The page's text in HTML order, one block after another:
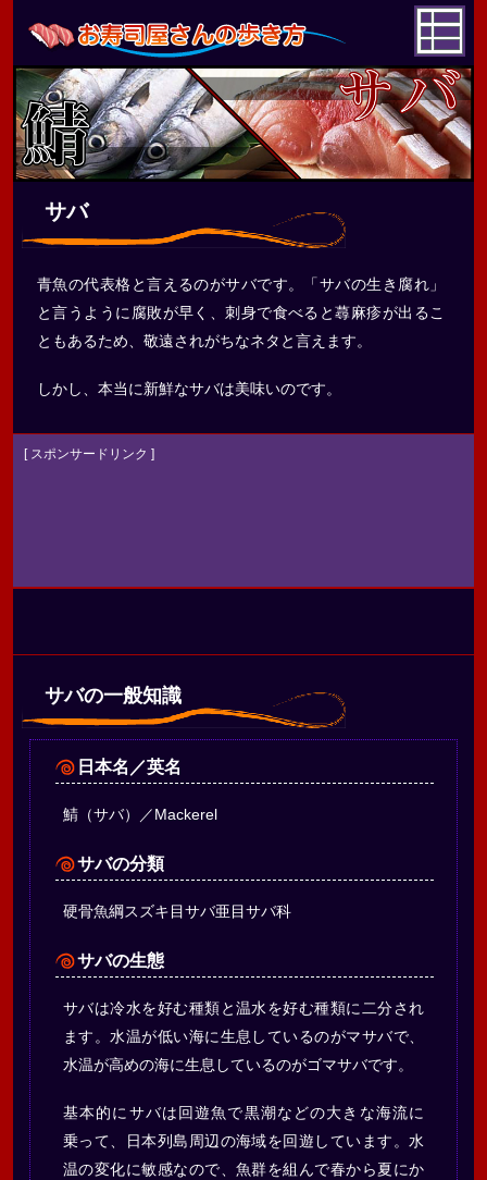
サバ
青魚の代表格と言えるのがサバです。「サバの生き腐れ」
と言うように腐敗が早く、刺身で食べると蕁麻疹が出るこ
ともあるため、敬遠されがちなネタと言えます。
しかし、本当に新鮮なサバは美味いのです。
[ スポンサードリンク ]
サバの一般知識
日本名／英名
鯖（サバ）／Mackerel
サバの分類
硬骨魚綱スズキ目サバ亜目サバ科
サバの生態
サバは冷水を好む種類と温水を好む種類に二分され
ます。水温が低い海に生息しているのがマサバで、
水温が高めの海に生息しているのがゴマサバです。
基本的にサバは回遊魚で黒潮などの大きな海流に
乗って、日本列島周辺の海域を回遊しています。水
温の変化に敏感なので、魚群を組んで春から夏にか